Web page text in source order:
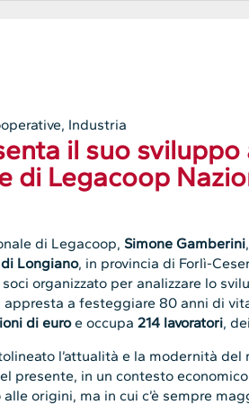
, Industria
il suo sviluppo
di Legacoop
di Legacoop, Simone Gamberini
Longiano, in provincia di Forlì-
organizzato per analizzare lo
appresta a festeggiare 80 anni di
di euroe occupa214 lavoratori,
l’attualità e la modernità
presente, in un contesto
origini, ma in cui c’è sempre